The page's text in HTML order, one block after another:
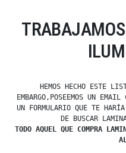
HEMOS HECHO ESTE
EMBARGO,POSEEMOS UN
UN FORMULARIO QUE TE
DE BUSCAR
TODO AQUEL QUE COMPRA